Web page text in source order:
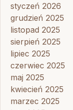
styczeń 2026
grudzień 2025
listopad 2025
sierpień 2025
lipiec 2025
czerwiec 2025
maj 2025
kwiecień 2025
marzec 2025